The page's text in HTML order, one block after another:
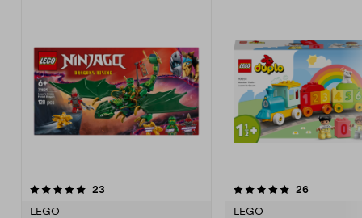
23
LEGO
5.0 av 5 stjerner 26
LEGO
4.5 av 5 stjerner